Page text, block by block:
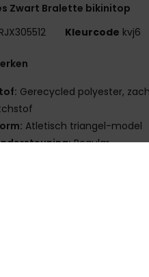
Zwart Bralette bikinitop
Kleurcode kvj6
Gerecycled polyester,
Atletisch triangel-model
Regular